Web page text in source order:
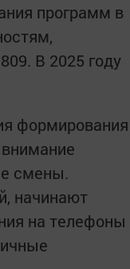
программ в
В 2025 году
формирования
смены.
начинают
на телефоны